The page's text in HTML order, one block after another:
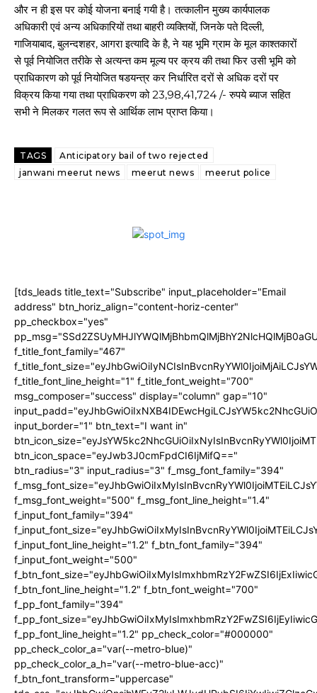
और न ही इस पर कोई योजना बनाई गयी है। तत्कालीन मुख्य कार्यपालक
अधिकारी एवं अन्य अधिकारियों तथा बाहरी व्यक्तियों, जिनके पते दिल्ली,
गाजियाबाद, बुलन्दशहर, आगरा इत्यादि के है, ने यह भूमि ग्राम के मूल काश्तकारों
से पूर्व नियोजित तरीके से अत्यन्त कम मूल्य पर क्रय की तथा फिर उसी भूमि को
प्राधिकारण को पूर्व नियोजित षडयन्त्र कर निर्धारित दरों से अधिक दरों पर
विक्रय किया गया तथा प्राधिकरण को 23,98,41,724 /- रुपये ब्याज सहित
सभी ने मिलकर गलत रूप से आर्थिक लाभ प्राप्त किया।
TAGS
Anticipatory bail of two rejected
janwani meerut news
meerut news meerut police
[tds_leads title_text="Subscribe" input_placeholder="Email
address" btn_horiz_align="content-horiz-center"
pp_checkbox="yes"
f_title_font_family="467"
f_title_font_line_height="1" f_title_font_weight="700"
msg_composer="success" display="column" gap="10"
input_border="1" btn_text="I want in"
btn_icon_space="eyJwb3J0cmFpdCI6IjMifQ=="
btn_radius="3" input_radius="3" f_msg_font_family="394"
f_msg_font_weight="500" f_msg_font_line_height="1.4"
f_input_font_family="394"
f_input_font_line_height="1.2" f_btn_font_family="394"
f_input_font_weight="500"
f_btn_font_line_height="1.2" f_btn_font_weight="700"
f_pp_font_family="394"
f_pp_font_line_height="1.2" pp_check_color="#000000"
pp_check_color_a="var(--metro-blue)"
pp_check_color_a_h="var(--metro-blue-acc)"
f_btn_font_transform="uppercase"